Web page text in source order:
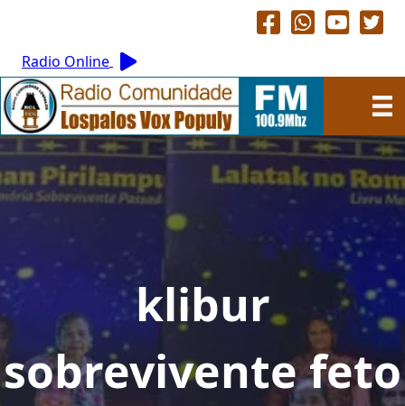
Radio Online
klibur
sobrevivente feto